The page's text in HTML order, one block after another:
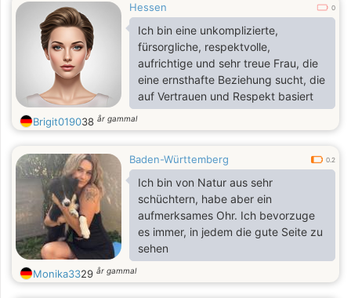
Hessen 0
Ich bin eine unkomplizierte,
fürsorgliche, respektvolle,
aufrichtige und sehr treue Frau, die
eine ernsthafte Beziehung sucht, die
auf Vertrauen und Respekt basiert
Brigit019038 år gammal
Baden-Württemberg 0.2
Ich bin von Natur aus sehr
schüchtern, habe aber ein
aufmerksames Ohr. Ich bevorzuge
es immer, in jedem die gute Seite zu
sehen
Monika3329 år gammal